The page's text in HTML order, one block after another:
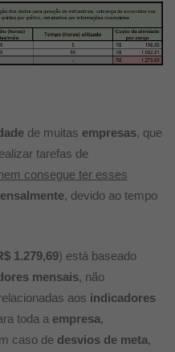
de muitas empresas, que
tarefas de
consegue ter esses
, devido ao tempo
1.279,69) está baseado
mensais, não
aos indicadores
toda a empresa,
caso de desvios de meta,